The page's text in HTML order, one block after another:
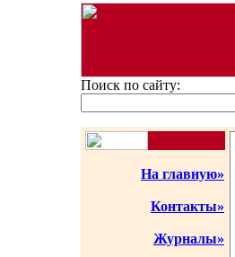
Поиск по сайту:
На главную»
Контакты»
Журналы»